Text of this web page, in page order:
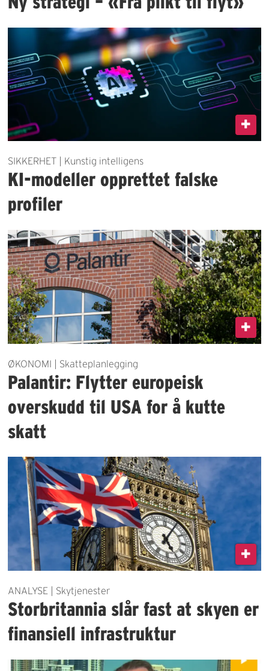
SIKKERHET | Kunstig intelligens
KI-modeller opprettet falske
profiler
ØKONOMI | Skatteplanlegging
Palantir: Flytter europeisk
overskudd til USA for å kutte
skatt
ANALYSE | Skytjenester
Storbritannia slår fast at skyen er
finansiell infrastruktur